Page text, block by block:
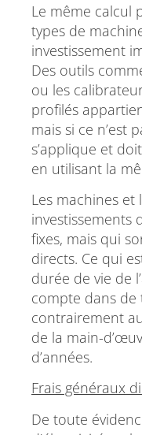
Le même calcul
types de
investissement
Des outils
ou les
profilés
mais si ce n’est
s’applique et
en utilisant la
Les machines et
investissements
fixes, mais qui
directs. Ce qui
durée de vie de
compte dans de
contrairement
de la main-
d’années.
Frais généraux
De toute